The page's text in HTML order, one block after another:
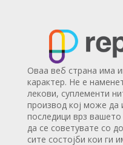
Оваа веб страна има
карактер. Не е
лекови, суплементи
производ кој може да
последици врз
да се советувате со
сите состојби кои ги